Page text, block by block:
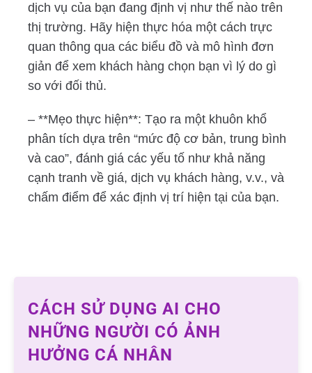
dịch vụ của bạn đang định vị như thế nào trên
thị trường. Hãy hiện thực hóa một cách trực
quan thông qua các biểu đồ và mô hình đơn
giản để xem khách hàng chọn bạn vì lý do gì
so với đối thủ.
– **Mẹo thực hiện**: Tạo ra một khuôn khổ
phân tích dựa trên “mức độ cơ bản, trung bình
và cao”, đánh giá các yếu tố như khả năng
cạnh tranh về giá, dịch vụ khách hàng, v.v., và
chấm điểm để xác định vị trí hiện tại của bạn.
CÁCH SỬ DỤNG AI CHO
NHỮNG NGƯỜI CÓ ẢNH
HƯỞNG CÁ NHÂN